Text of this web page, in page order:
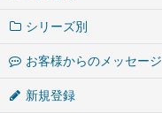
シリーズ別
お客様からのメッセージ
新規登録